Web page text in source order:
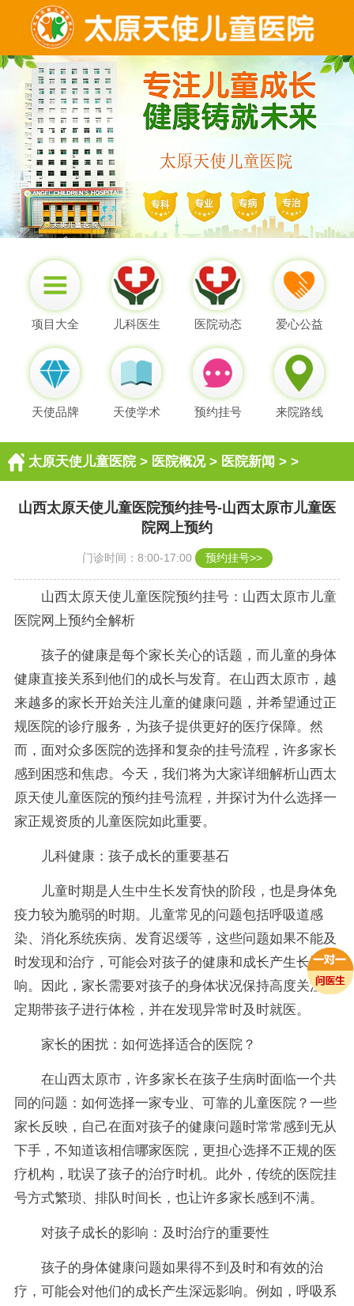
项目大全 儿科医生 医院动态 爱心公益
天使品牌 天使学术 预约挂号 来院路线
太原天使儿童医院> 医院概况> 医院新闻 > >
山西太原天使儿童医院预约挂号-山西太原市儿童医
院网上预约
门诊时间：8:00-17:00 预约挂号>>
山西太原天使儿童医院预约挂号：山西太原市儿童
医院网上预约全解析
孩子的健康是每个家长关心的话题，而儿童的身体
健康直接关系到他们的成长与发育。在山西太原市，越
来越多的家长开始关注儿童的健康问题，并希望通过正
规医院的诊疗服务，为孩子提供更好的医疗保障。然
而，面对众多医院的选择和复杂的挂号流程，许多家长
感到困惑和焦虑。今天，我们将为大家详细解析山西太
原天使儿童医院的预约挂号流程，并探讨为什么选择一
家正规资质的儿童医院如此重要。
儿科健康：孩子成长的重要基石
儿童时期是人生中生长发育快的阶段，也是身体免
疫力较为脆弱的时期。儿童常见的问题包括呼吸道感
染、消化系统疾病、发育迟缓等，这些问题如果不能及
时发现和治疗，可能会对孩子的健康和成长产生长远影
响。因此，家长需要对孩子的身体状况保持高度关注，
定期带孩子进行体检，并在发现异常时及时就医。
家长的困扰：如何选择适合的医院？
在山西太原市，许多家长在孩子生病时面临一个共
同的问题：如何选择一家专业、可靠的儿童医院？一些
家长反映，自己在面对孩子的健康问题时常常感到无从
下手，不知道该相信哪家医院，更担心选择不正规的医
疗机构，耽误了孩子的治疗时机。此外，传统的医院挂
号方式繁琐、排队时间长，也让许多家长感到不满。
对孩子成长的影响：及时治疗的重要性
孩子的身体健康问题如果得不到及时和有效的治
疗，可能会对他们的成长产生深远影响。例如，呼吸系